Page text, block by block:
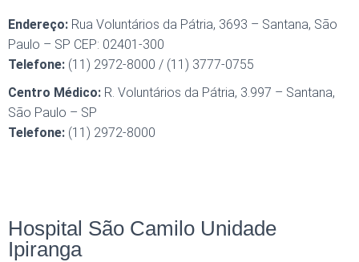
Endereço: Rua Voluntários da Pátria, 3693 – Santana, São
Paulo – SP CEP: 02401-300
Telefone: (11) 2972-8000 / (11) 3777-0755
Centro Médico: R. Voluntários da Pátria, 3.997 – Santana,
São Paulo – SP
Telefone: (11) 2972-8000
Hospital São Camilo Unidade
Ipiranga